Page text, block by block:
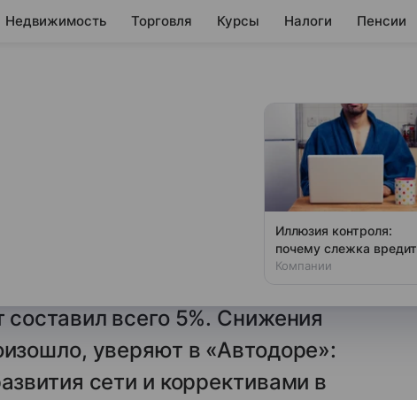
Недвижимость Торговля Курсы Налоги Пенсии
платным дорогам по итогам
всего 5%. Снижения
уверяют в «Автодоре»:
сети и коррективами в
Иллюзия контроля:
почему слежка вредит
Компании